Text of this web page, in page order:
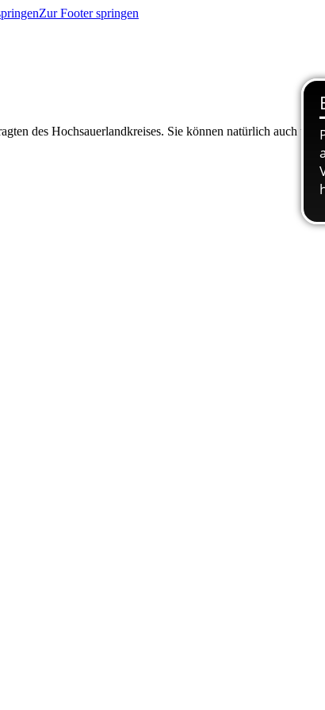
Zur Footer springen
des Hochsauerlandkreises. Sie können natürlich auch